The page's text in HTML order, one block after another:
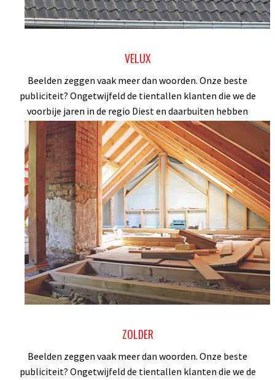
VELUX
Beelden zeggen vaak meer dan woorden. Onze beste
publiciteit? Ongetwijfeld de tientallen klanten die we de
voorbije jaren in de regio Diest en daarbuiten hebben
verder geholpen.
ZOLDER
Beelden zeggen vaak meer dan woorden. Onze beste
publiciteit? Ongetwijfeld de tientallen klanten die we de